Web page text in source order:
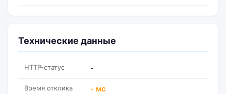
Технические данные
HTTP-статус -
Время отклика - мс